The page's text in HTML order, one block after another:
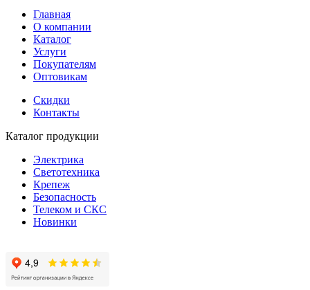
Главная
О компании
Каталог
Услуги
Покупателям
Оптовикам
Скидки
Контакты
Каталог продукции
Электрика
Светотехника
Крепеж
Безопасность
Телеком и СКС
Новинки